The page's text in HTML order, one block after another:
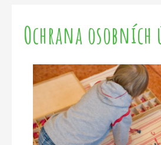
Ochrana osobních